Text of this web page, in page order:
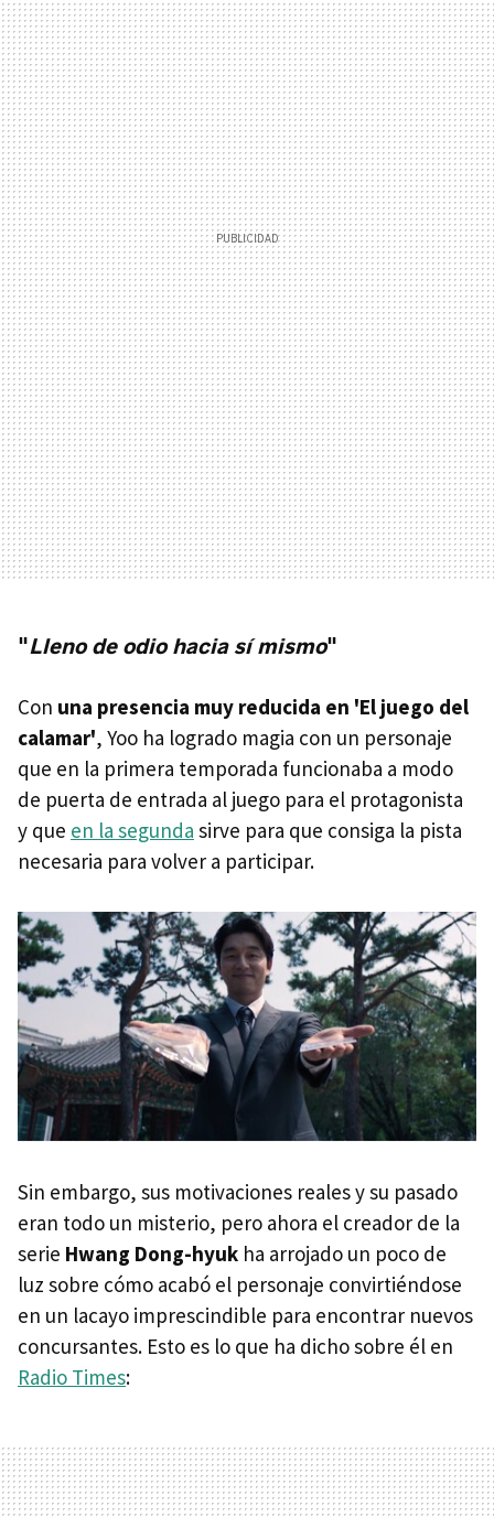
"Lleno de odio hacia sí mismo"
Con una presencia muy reducida en 'El juego del
calamar', Yoo ha logrado magia con un personaje
que en la primera temporada funcionaba a modo
de puerta de entrada al juego para el protagonista
y que en la segunda sirve para que consiga la pista
necesaria para volver a participar.
Sin embargo, sus motivaciones reales y su pasado
eran todo un misterio, pero ahora el creador de la
serie Hwang Dong-hyuk ha arrojado un poco de
luz sobre cómo acabó el personaje convirtiéndose
en un lacayo imprescindible para encontrar nuevos
concursantes. Esto es lo que ha dicho sobre él en
Radio Times: